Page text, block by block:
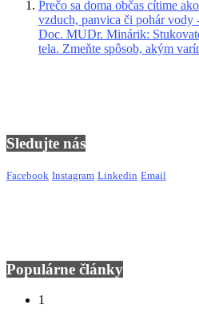
Prečo sa doma občas cítime
vzduch, panvica či pohár
Doc. MUDr. Minárik:
tela. Zmeňte spôsob, akým
Sledujte nás
Facebook Instagram Linkedin Email
Populárne články
1